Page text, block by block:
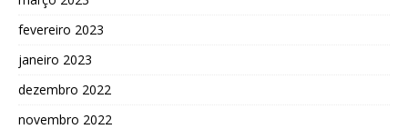
fevereiro 2023
janeiro 2023
dezembro 2022
novembro 2022